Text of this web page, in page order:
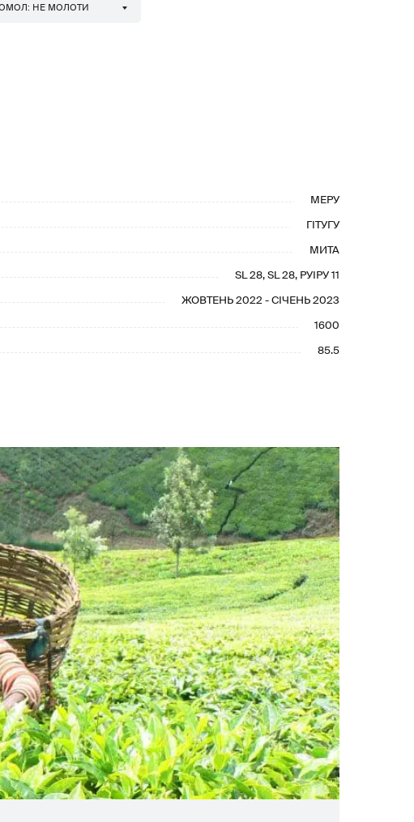
НЕ МОЛОТИ
МЕРУ
ГІТУГУ
МИТА
SL 28, SL 28, РУІРУ 11
ЖОВТЕНЬ 2022 - СІЧЕНЬ 2023
1600
85.5